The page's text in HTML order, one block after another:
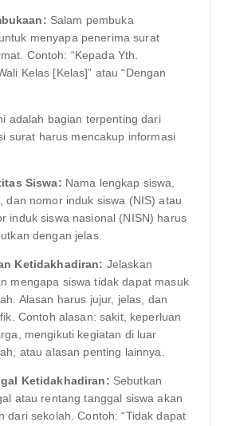
Salam pembuka
menyapa penerima surat
Contoh: “Kepada Yth.
Kelas [Kelas]” atau “Dengan
adalah bagian terpenting dari
surat harus mencakup informasi
Siswa: Nama lengkap siswa,
dan nomor induk siswa (NIS) atau
induk siswa nasional (NISN) harus
dengan jelas.
Ketidakhadiran: Jelaskan
mengapa siswa tidak dapat masuk
Alasan harus jujur, jelas, dan
Contoh alasan: sakit, keperluan
mengikuti kegiatan di luar
atau alasan penting lainnya.
Ketidakhadiran: Sebutkan
atau rentang tanggal siswa akan
dari sekolah. Contoh: “Tidak dapat